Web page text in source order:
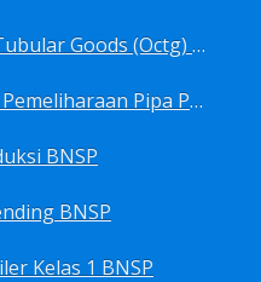
Sertifikasi Oil Country Tubular Goods (Octg) BNSP
Sertifikasi Operasi Dan Pemeliharaan Pipa Penyalur BNSP
BNSP
BNSP
Kelas 1 BNSP